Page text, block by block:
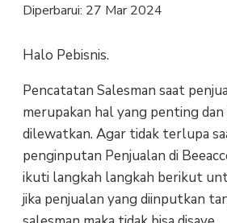
Diperbarui: 27 Mar 2024
Halo Pebisnis.
Pencatatan Salesman saat
merupakan hal yang penting
dilewatkan. Agar tidak terlupa
penginputan Penjualan di
ikuti langkah langkah berikut
jika penjualan yang diinputkan